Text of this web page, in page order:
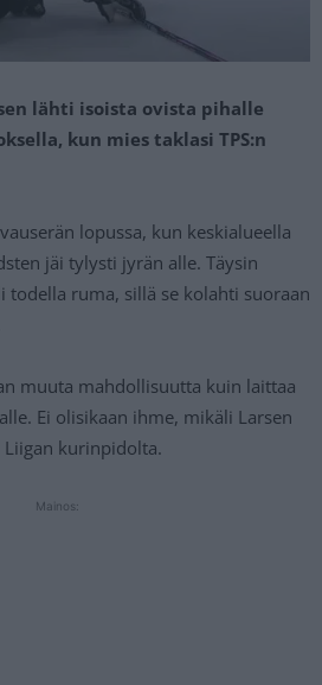
lähti isoista ovista pihalle
kun mies taklasi TPS:n
lopussa, kun keskialueella
jäi tylysti jyrän alle. Täysin
todella ruma, sillä se kolahti suoraan
muuta mahdollisuutta kuin laittaa
Ei olisikaan ihme, mikäli Larsen
kurinpidolta.
Mainos: